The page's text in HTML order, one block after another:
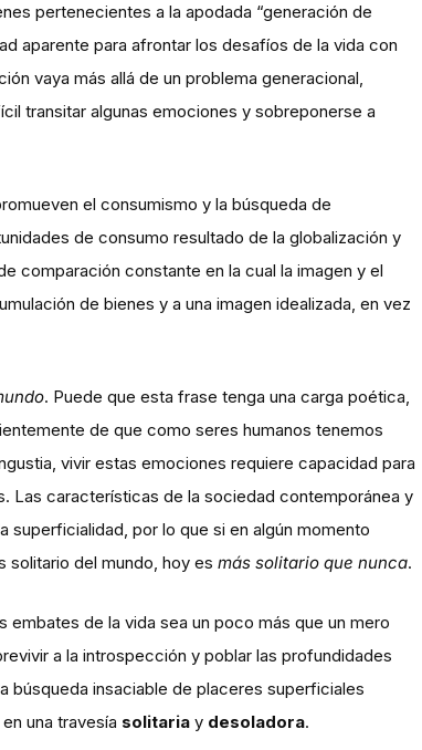
pertenecientes a la apodada “generación de
aparente para afrontar los desafíos de la vida con
vaya más allá de un problema generacional,
transitar algunas emociones y sobreponerse a
el consumismo y la búsqueda de
de consumo resultado de la globalización y
comparación constante en la cual la imagen y el
de bienes y a una imagen idealizada, en vez
. Puede que esta frase tenga una carga poética,
de que como seres humanos tenemos
vivir estas emociones requiere capacidad para
Las características de la sociedad contemporánea y
superficialidad, por lo que si en algún momento
solitario del mundo, hoy es más solitario que nunca.
de la vida sea un poco más que un mero
a la introspección y poblar las profundidades
búsqueda insaciable de placeres superficiales
una travesía solitaria y desoladora.